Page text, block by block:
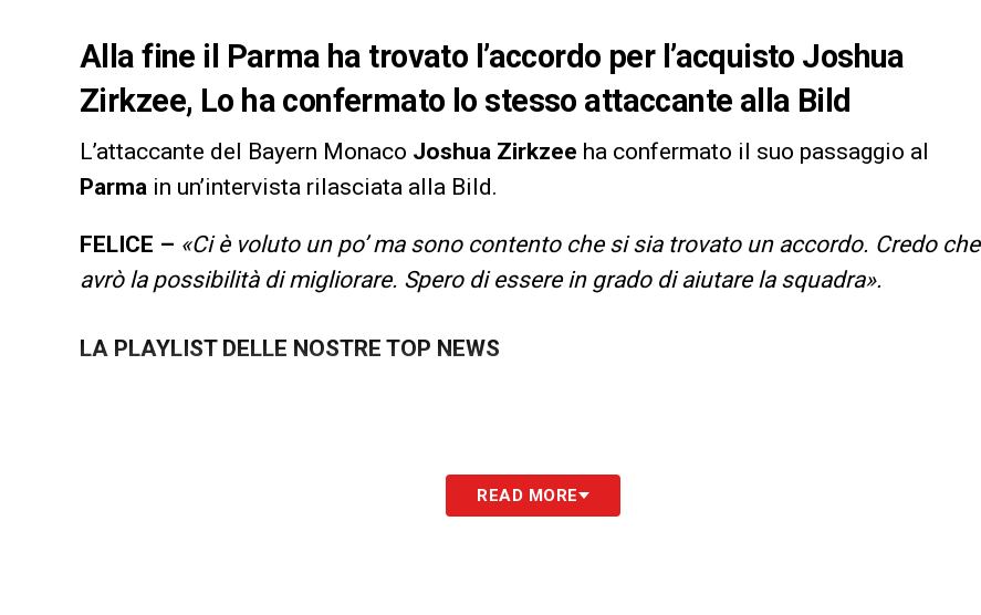
Alla fine il Parma ha trovato l’accordo per l’acquisto Joshua
Zirkzee, Lo ha confermato lo stesso attaccante alla Bild
L’attaccante del Bayern Monaco Joshua Zirkzee ha confermato il suo passaggio al
Parma in un’intervista rilasciata alla Bild.
FELICE – «Ci è voluto un po’ ma sono contento che si sia trovato un accordo. Credo che
avrò la possibilità di migliorare. Spero di essere in grado di aiutare la squadra».
LA PLAYLIST DELLE NOSTRE TOP NEWS
READ MORE